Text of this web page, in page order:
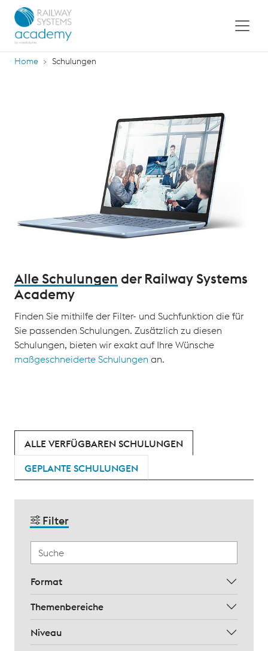
Home Schulungen
Alle Schulungen der Railway Systems
Academy
Finden Sie mithilfe der Filter- und Suchfunktion die für
Sie passenden Schulungen. Zusätzlich zu diesen
Schulungen, bieten wir exakt auf Ihre Wünsche
maßgeschneiderte Schulungen an.
ALLE VERFÜGBAREN SCHULUNGEN
GEPLANTE SCHULUNGEN
Filter
Format
Themenbereiche
Niveau